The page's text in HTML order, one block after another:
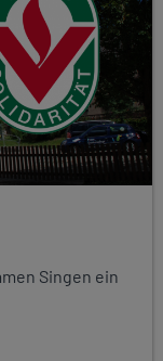
Singen ein